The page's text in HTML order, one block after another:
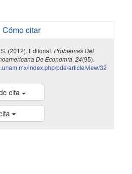
Cómo citar
(2012). Editorial. Problemas Del
De Economía, 24(95).
index.php/pde/article/view/32
cita